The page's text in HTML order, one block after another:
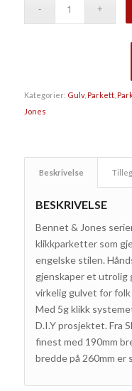
Kategorier: Gulv, Parkett,
Jones
Beskrivelse
BESKRIVELSE
Bennet & Jones
klikkparketter som
engelske stilen.
gjenskaper et
virkelig gulvet for
Med 5g klikk
D.I.Y prosjektet. Fra
finest med 190mm
bredde på 260mm